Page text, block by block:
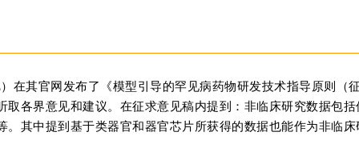
在其官网发布了《模型引导的罕见病药物研发技术指导原则（征
各界意见和建议。在征求意见稿内提到：非临床研究数据包括
其中提到基于类器官和器官芯片所获得的数据也能作为非临床